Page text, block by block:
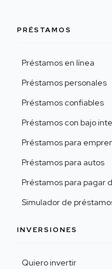
PRÉSTAMOS
Préstamos en línea
Préstamos personales
Préstamos confiables
Préstamos con bajo
Préstamos para
Préstamos para autos
Préstamos para pagar
Simulador de
INVERSIONES
Quiero invertir